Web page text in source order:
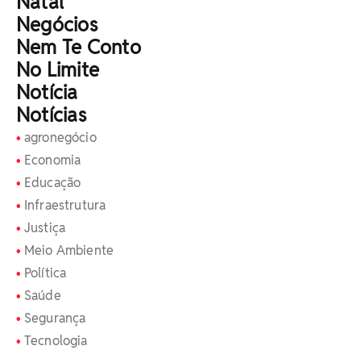
Negócios
Nem Te Conto
No Limite
Notícia
Notícias
agronegócio
Economia
Educação
Infraestrutura
Justiça
Meio Ambiente
Política
Saúde
Segurança
Tecnologia